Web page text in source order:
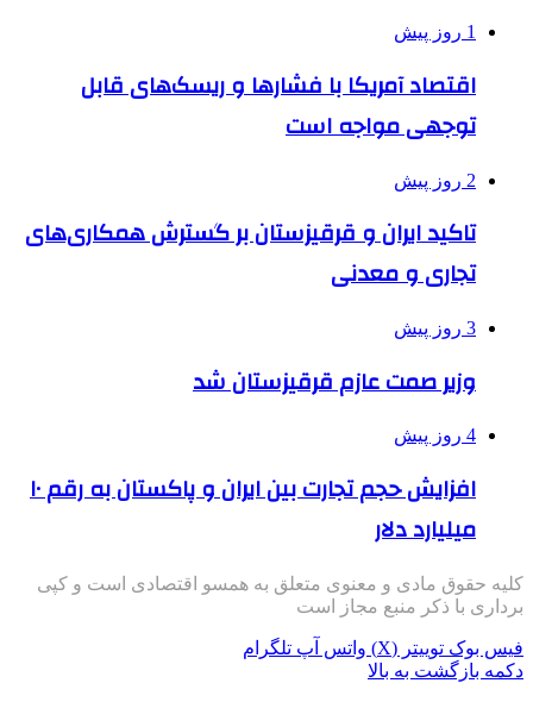
1 روز پیش
اقتصاد آمریکا با فشارها و ریسک‌های قابل
توجهی مواجه است
2 روز پیش
تاکید ایران و قرقیزستان بر گسترش همکاری‌های
تجاری و معدنی
3 روز پیش
وزیر صمت عازم قرقیزستان شد
4 روز پیش
افزایش حجم تجارت بین ایران و پاکستان به رقم ۱۰
میلیارد دلار
کلیه حقوق مادی و معنوی متعلق به همسو اقتصادی است و کپی
برداری با ذکر منبع مجاز است
فیس بوک توییتر (X) واتس آپ تلگرام
دکمه بازگشت به بالا